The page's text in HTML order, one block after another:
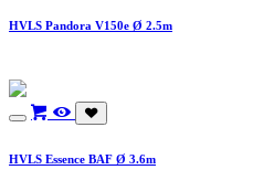
HVLS Pandora V150e Ø 2.5m
HVLS Essence BAF Ø 3.6m